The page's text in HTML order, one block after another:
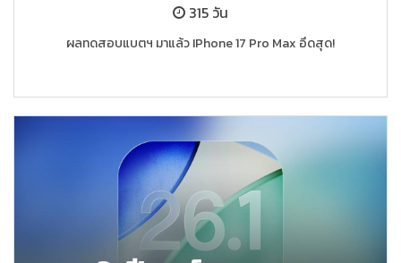
315 วัน
ผลทดสอบแบตฯ มาแล้ว IPhone 17 Pro Max อึดสุด!